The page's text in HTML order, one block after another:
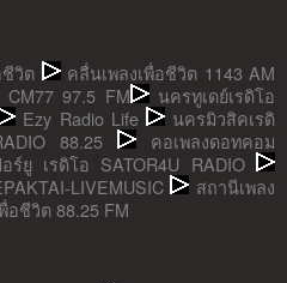
ชีวิต
คลื่นเพลงเพื่อชีวิต 1143 AM
CM77 97.5 FM
นครทูเดย์เรดิโอ
Ezy Radio Life
นครมิวสิคเรดิ
88.25
คอเพลงดอทคอม
ร์ยู เรดิโอ SATOR4U RADIO
LIVEMUSIC
สถานีเพลง
อชีวิต 88.25 FM